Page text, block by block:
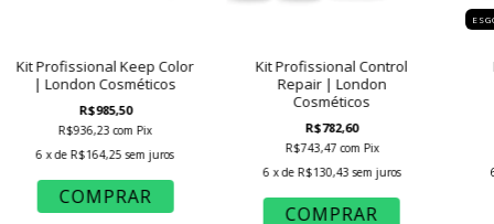
Kit Profissional Keep Color
| London Cosméticos
R$985,50
R$936,23com Pix
6 x de R$164,25 sem juros
Kit Profissional Control
Repair | London
Cosméticos
R$782,60
R$743,47com Pix
6 x de R$130,43 sem juros